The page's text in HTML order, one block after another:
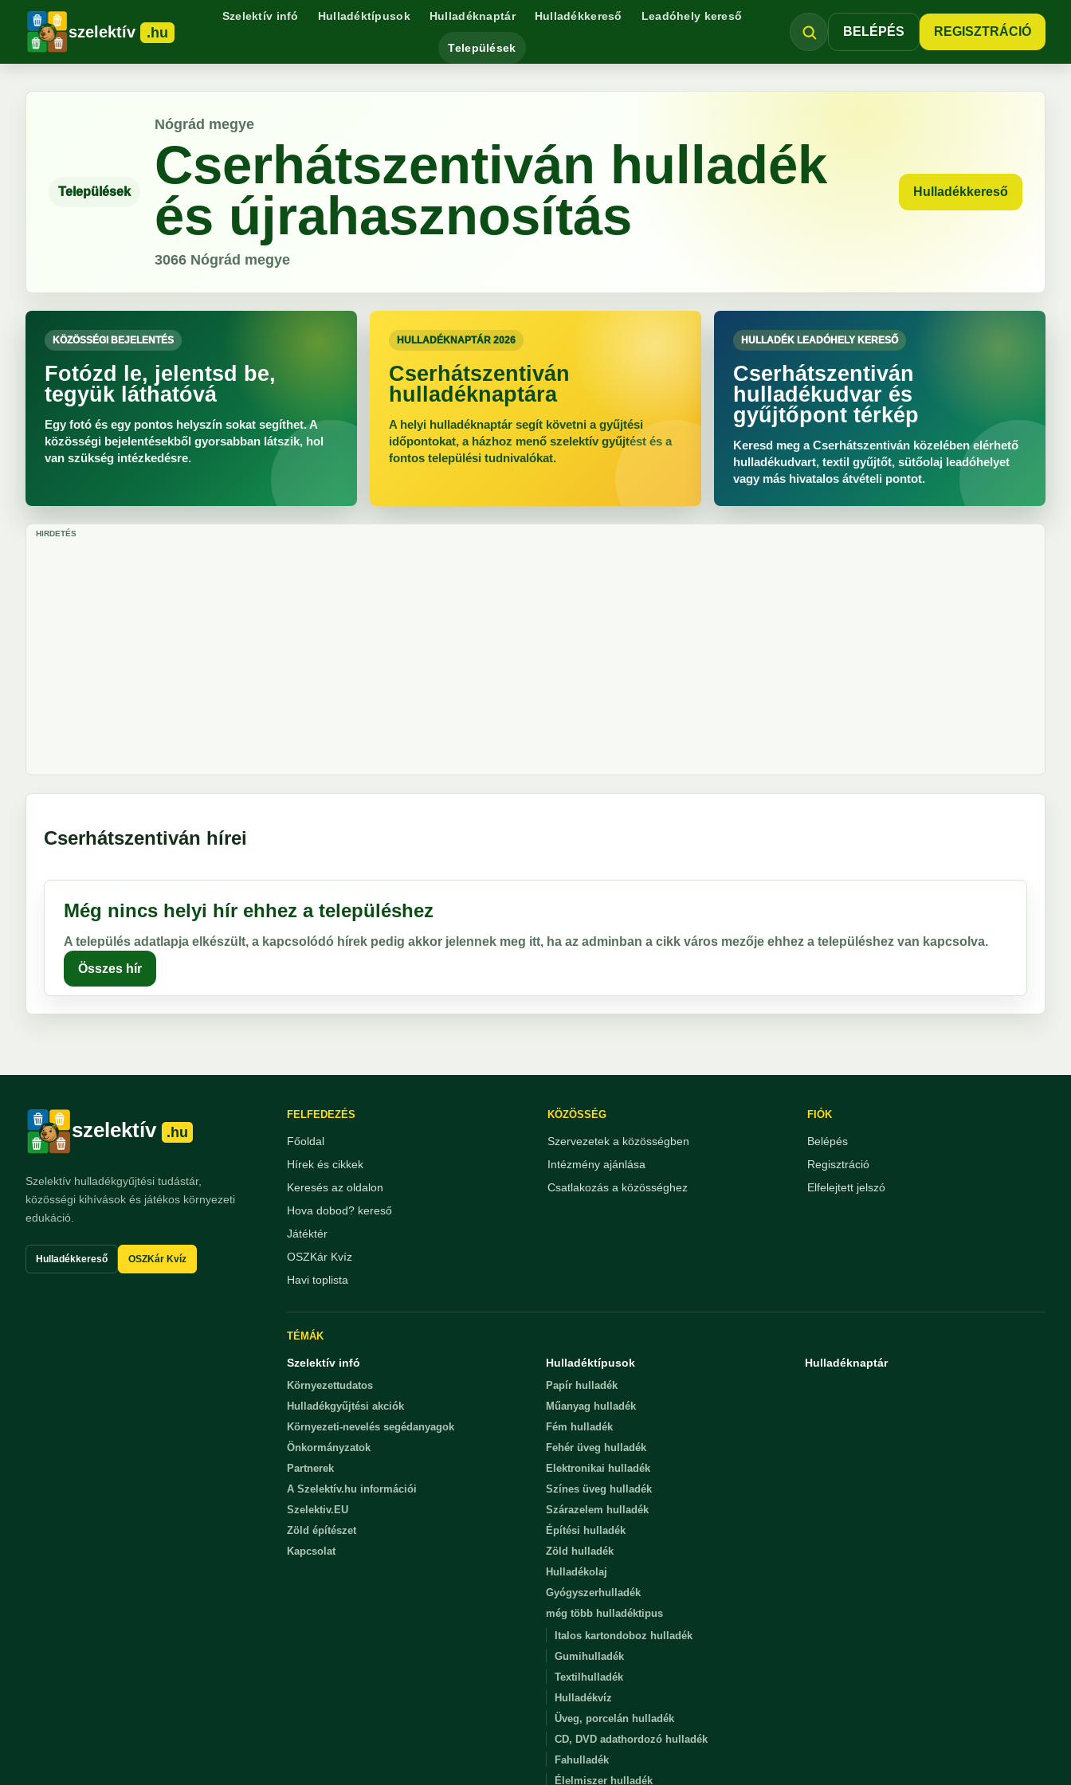
szelektív .hu
Szelektív infó Hulladéktípusok Hulladéknaptár Hulladékkereső Leadóhely kereső
Települések
BELÉPÉS REGISZTRÁCIÓ
Települések
Nógrád megye
Cserhátszentiván hulladék
és újrahasznosítás
3066 Nógrád megye
Hulladékkereső
KÖZÖSSÉGI BEJELENTÉS
Fotózd le, jelentsd be,
tegyük láthatóvá
Egy fotó és egy pontos helyszín sokat segíthet. A
közösségi bejelentésekből gyorsabban látszik, hol
van szükség intézkedésre.
HULLADÉKNAPTÁR 2026
Cserhátszentiván
hulladéknaptára
A helyi hulladéknaptár segít követni a gyűjtési
időpontokat, a házhoz menő szelektív gyűjtést és a
fontos települési tudnivalókat.
HULLADÉK LEADÓHELY KERESŐ
Cserhátszentiván
hulladékudvar és
gyűjtőpont térkép
Keresd meg a Cserhátszentiván közelében elérhető
hulladékudvart, textil gyűjtőt, sütőolaj leadóhelyet
vagy más hivatalos átvételi pontot.
HIRDETÉS
Cserhátszentiván hírei
Még nincs helyi hír ehhez a településhez
A település adatlapja elkészült, a kapcsolódó hírek pedig akkor jelennek meg itt, ha az adminban a cikk város mezője ehhez a településhez van kapcsolva.
Összes hír
szelektív .hu
Szelektív hulladékgyűjtési tudástár,
közösségi kihívások és játékos környezeti
edukáció.
Hulladékkereső OSZKár Kvíz
FELFEDEZÉS
Főoldal
Hírek és cikkek
Keresés az oldalon
Hova dobod? kereső
Játéktér
OSZKár Kvíz
Havi toplista
KÖZÖSSÉG
Szervezetek a közösségben
Intézmény ajánlása
Csatlakozás a közösséghez
FIÓK
Belépés
Regisztráció
Elfelejtett jelszó
TÉMÁK
Szelektív infó
Környezettudatos
Hulladékgyűjtési akciók
Környezeti-nevelés segédanyagok
Önkormányzatok
Partnerek
A Szelektív.hu információi
Szelektiv.EU
Zöld építészet
Kapcsolat
Hulladéktípusok
Papír hulladék
Műanyag hulladék
Fém hulladék
Fehér üveg hulladék
Elektronikai hulladék
Színes üveg hulladék
Szárazelem hulladék
Építési hulladék
Zöld hulladék
Hulladékolaj
Gyógyszerhulladék
még több hulladéktipus
Italos kartondoboz hulladék
Gumihulladék
Textilhulladék
Hulladékvíz
Üveg, porcelán hulladék
CD, DVD adathordozó hulladék
Fahulladék
Élelmiszer hulladék
Hulladéknaptár